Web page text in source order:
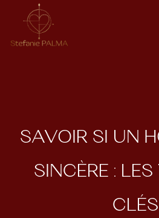
SAVOIR SI UN
SINCÈRE :
CLÉS